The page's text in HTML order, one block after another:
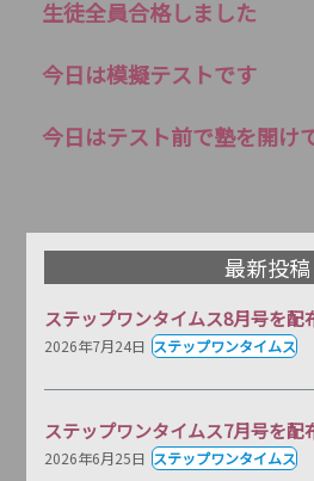
生徒全員合格しました
今日は模擬テストです
今日はテスト前で塾を開け
最新投稿
ステップワンタイムス8月号を配
2026年7月24日 ステップワンタイムス
ステップワンタイムス7月号を配
2026年6月25日 ステップワンタイムス